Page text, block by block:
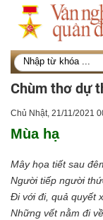
Chùm thơ dự
Chủ Nhật, 21/11/2021
Mùa hạ
Mây họa tiết sau
Người tiếp người
Đi với đi, quả quyết
Những vết nằm đi